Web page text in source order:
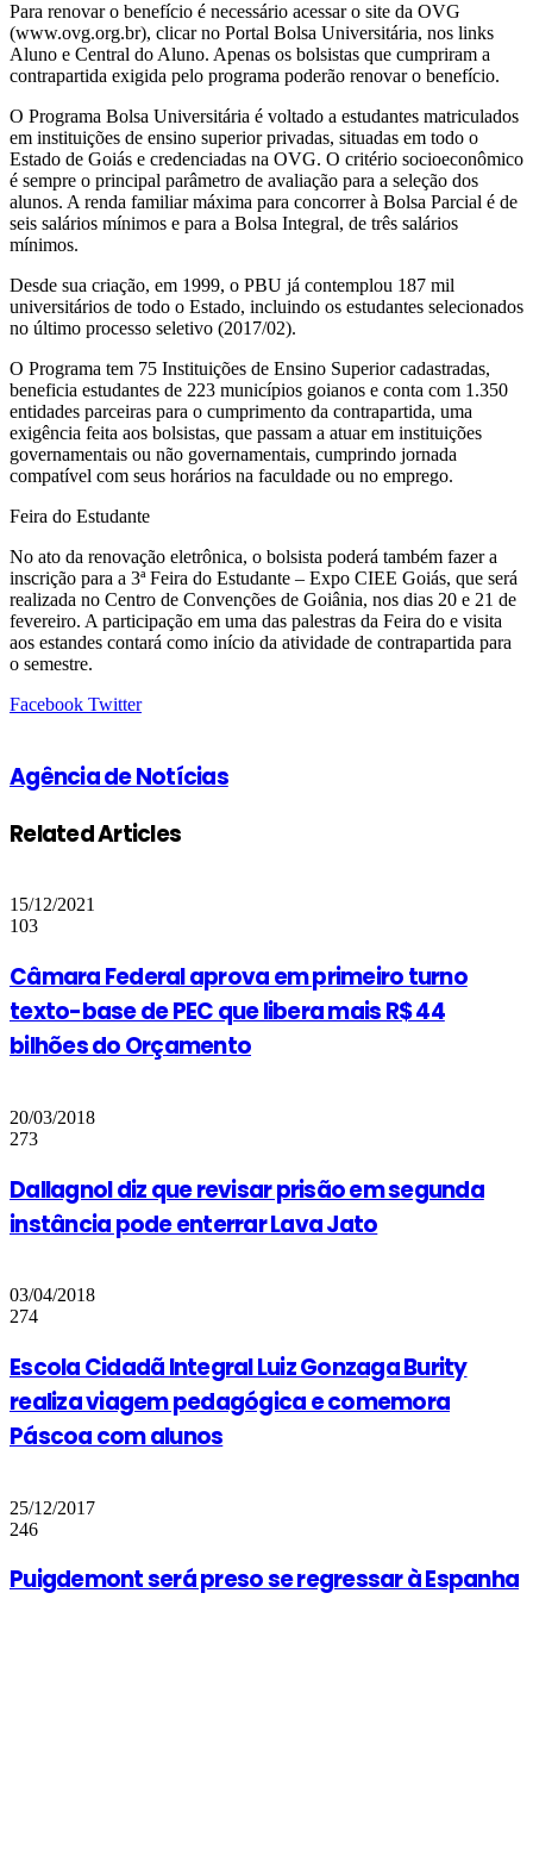
Para renovar o benefício é necessário acessar o site da OVG
(www.ovg.org.br), clicar no Portal Bolsa Universitária, nos links
Aluno e Central do Aluno. Apenas os bolsistas que cumpriram a
contrapartida exigida pelo programa poderão renovar o benefício.
O Programa Bolsa Universitária é voltado a estudantes matriculados
em instituições de ensino superior privadas, situadas em todo o
Estado de Goiás e credenciadas na OVG. O critério socioeconômico
é sempre o principal parâmetro de avaliação para a seleção dos
alunos. A renda familiar máxima para concorrer à Bolsa Parcial é de
seis salários mínimos e para a Bolsa Integral, de três salários
mínimos.
Desde sua criação, em 1999, o PBU já contemplou 187 mil
universitários de todo o Estado, incluindo os estudantes selecionados
no último processo seletivo (2017/02).
O Programa tem 75 Instituições de Ensino Superior cadastradas,
beneficia estudantes de 223 municípios goianos e conta com 1.350
entidades parceiras para o cumprimento da contrapartida, uma
exigência feita aos bolsistas, que passam a atuar em instituições
governamentais ou não governamentais, cumprindo jornada
compatível com seus horários na faculdade ou no emprego.
Feira do Estudante
No ato da renovação eletrônica, o bolsista poderá também fazer a
inscrição para a 3ª Feira do Estudante – Expo CIEE Goiás, que será
realizada no Centro de Convenções de Goiânia, nos dias 20 e 21 de
fevereiro. A participação em uma das palestras da Feira do e visita
aos estandes contará como início da atividade de contrapartida para
o semestre.
Facebook TwitterGoogle+
LinkedIn
StumbleUpon
Tumblr
Pinterest
Reddit
VKontakte
Share
Print
Agência de Notícias
Related Articles
15/12/2021
103
Câmara Federal aprova em primeiro turno
texto-base de PEC que libera mais R$ 44
bilhões do Orçamento
20/03/2018
273
Dallagnol diz que revisar prisão em segunda
instância pode enterrar Lava Jato
03/04/2018
274
Escola Cidadã Integral Luiz Gonzaga Burity
realiza viagem pedagógica e comemora
Páscoa com alunos
25/12/2017
246
Puigdemont será preso se regressar à Espanha